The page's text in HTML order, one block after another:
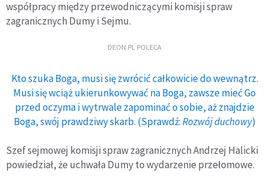
współpracy między przewodniczącymi komisji spraw
zagranicznych Dumy i Sejmu.
DEON.PL POLECA
Kto szuka Boga, musi się zwrócić całkowicie do wewnątrz.
Musi się wciąż ukierunkowywać na Boga, zawsze mieć Go
przed oczyma i wytrwale zapominać o sobie, aż znajdzie
Boga, swój prawdziwy skarb. (Sprawdź:Rozwój duchowy)
Szef sejmowej komisji spraw zagranicznych Andrzej Halicki
powiedział, że uchwała Dumy to wydarzenie przełomowe.